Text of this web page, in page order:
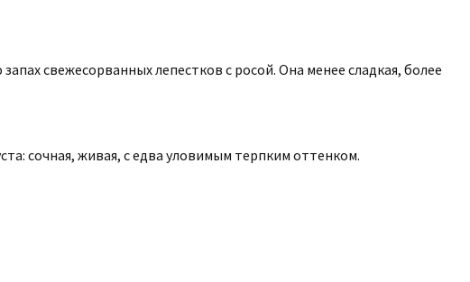
свежесорванных лепестков с росой. Она менее сладкая, более
сочная, живая, с едва уловимым терпким оттенком.